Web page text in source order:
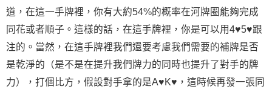
道，在這一手牌裡，你有大約54%的概率在河牌圈能夠完成
同花或者順子。這樣的話，在這手牌裡，你是可以用4♥5♥跟
注的。當然，在這手牌裡我們還要考慮我們需要的補牌是否
是乾淨的（是不是在提升我們牌力的同時也提升了對手的牌
力），打個比方，假設對手拿的是A♥K♥，這時候再發一張同